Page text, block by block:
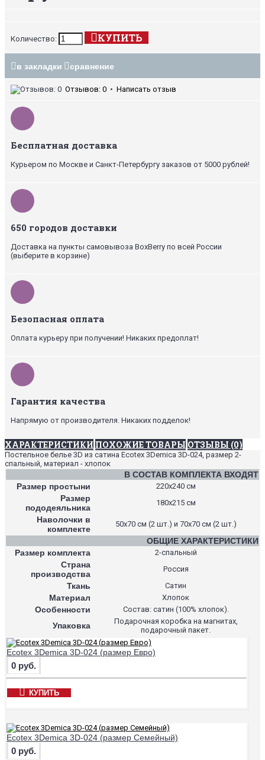
Количество: КУПИТЬ
в закладки сравнение
Отзывов: 0 • Написать отзыв
Бесплатная доставка
Курьером по Москве и Санкт-Петербургу заказов от 5000 рублей!
650 городов доставки
Доставка на пункты самовывоза BoxBerry по всей России
(выберите в корзине)
Безопасная оплата
Оплата курьеру при получении! Никаких предоплат!
Гарантия качества
Напрямую от производителя. Никаких подделок!
ХАРАКТЕРИСТИКИ ПОХОЖИЕ ТОВАРЫ ОТЗЫВЫ (0)
Постельное белье 3D из сатина Ecotex 3Demica 3D-024, размер 2-
спальный, материал - хлопок
В СОСТАВ КОМПЛЕКТА ВХОДЯТ
Размер простыни
220х240 см
Размер
пододеяльника
180х215 см
Наволочки в
комплекте
50х70 см (2 шт.) и 70х70 см (2 шт.)
ОБЩИЕ ХАРАКТЕРИСТИКИ
Размер комплекта
2-спальный
Страна
производства
Россия
Ткань Сатин
Материал Хлопок
Особенности Состав: сатин (100% хлопок).
Упаковка
Подарочная коробка на магнитах,
подарочный пакет.
Ecotex 3Demica 3D-024 (размер Евро)
0 руб.
КУПИТЬ
Ecotex 3Demica 3D-024 (размер Семейный)
0 руб.